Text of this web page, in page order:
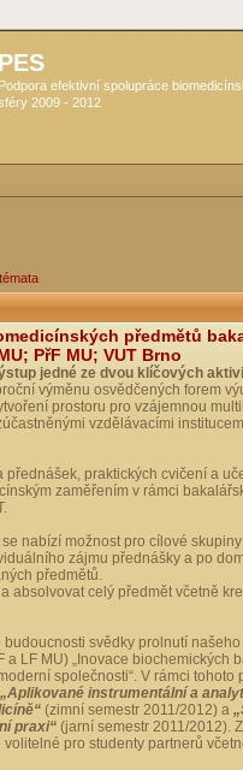
PES
Podpora efektivní spolupráce
2009 - 2012
předmětů
PřF MU; VUT Brno
jedné ze dvou klíčových
výměnu osvědčených forem
prostoru pro vzájemnou
vzdělávacími
přednášek, praktických cvičení a
zaměřením v rámci
nabízí možnost pro cílové
zájmu přednášky a po
předmětů.
absolvovat celý předmět včetně
svědky prolnutí
a LF MU) „Inovace biochemických
společnosti“. V rámci tohoto
„Aplikované instrumentální a
(zimní semestr 2011/2012) a
praxi“ (jarní semestr 2011/2012).
pro studenty partnerů